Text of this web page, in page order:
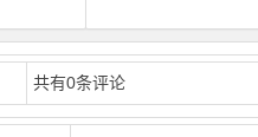
共有0条评论